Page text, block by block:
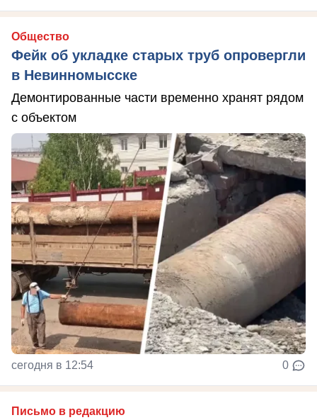
Общество
Фейк об укладке старых труб опровергли
в Невинномысске
Демонтированные части временно хранят рядом
с объектом
сегодня в 12:54 0
Письмо в редакцию